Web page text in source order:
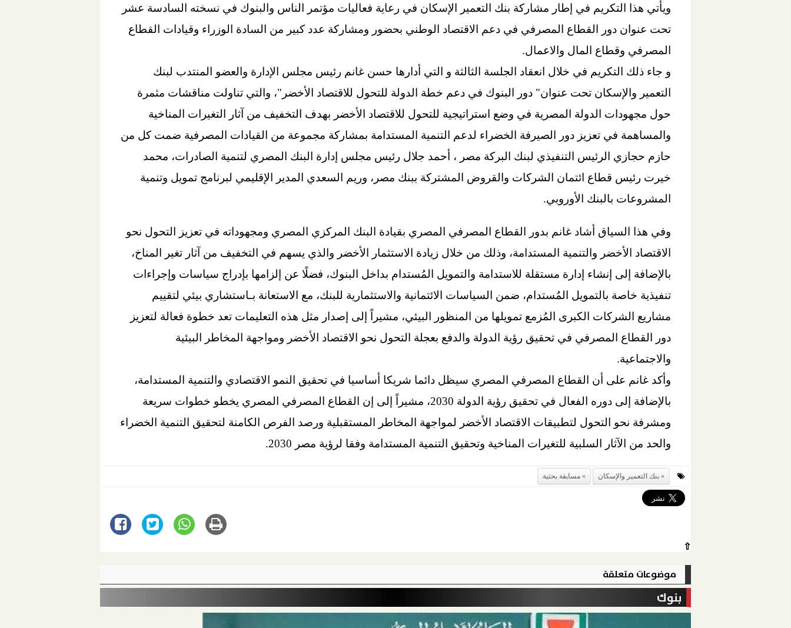
ويأتي هذا التكريم في إطار مشاركة بنك التعمير الإسكان في رعاية فعاليات مؤتمر الناس والبنوك في نسخته السادسة عشر
تحت عنوان دور القطاع المصرفي في دعم الاقتصاد الوطني بحضور ومشاركة عدد كبير من السادة الوزراء وقيادات القطاع
المصرفي وقطاع المال والاعمال.
و جاء ذلك التكريم في خلال انعقاد الجلسة الثالثة و التي أدارها حسن غانم رئيس مجلس الإدارة والعضو المنتدب لبنك
التعمير والإسكان تحت عنوان" دور البنوك في دعم خطة الدولة للتحول للاقتصاد الأخضر"، والتي تناولت مناقشات مثمرة
حول مجهودات الدولة المصرية في وضع استراتيجية للتحول للاقتصاد الأخضر بهدف التخفيف من آثار التغيرات المناخية
والمساهمة في تعزيز دور الصيرفة الخضراء لدعم التنمية المستدامة بمشاركة مجموعة من القيادات المصرفية ضمت كل من
حازم حجازي الرئيس التنفيذي لبنك البركة مصر ، أحمد جلال رئيس مجلس إدارة البنك المصري لتنمية الصادرات، محمد
خيرت رئيس قطاع ائتمان الشركات والقروض المشتركة ببنك مصر، وريم السعدي المدير الإقليمي لبرنامج تمويل وتنمية
المشروعات بالبنك الأوروبي.
وفي هذا السياق أشاد غانم بدور القطاع المصرفي المصري بقيادة البنك المركزي المصري ومجهوداته في تعزيز التحول نحو
الاقتصاد الأخضر والتنمية المستدامة، وذلك من خلال زيادة الاستثمار الأخضر والذي يسهم في التخفيف من آثار تغير المناخ،
بالإضافة إلى إنشاء إدارة مستقلة للاستدامة والتمويل المُستدام بداخل البنوك، فضلًا عن إلزامها بإدراج سياسات وإجراءات
تنفيذية خاصة بالتمويل المُستدام، ضمن السياسات الائتمانية والاستثمارية للبنك، مع الاستعانة بـاستشاري بيئي لتقييم
مشاريع الشركات الكبرى المُزمع تمويلها من المنظور البيئي، مشيراً إلى إصدار مثل هذه التعليمات تعد خطوة فعالة لتعزيز
دور القطاع المصرفي في تحقيق رؤية الدولة والدفع بعجلة التحول نحو الاقتصاد الأخضر ومواجهة المخاطر البيئية
والاجتماعية.
وأكد غانم على أن القطاع المصرفي المصري سيظل دائما شريكا أساسيا في تحقيق النمو الاقتصادي والتنمية المستدامة،
بالإضافة إلى دوره الفعال في تحقيق رؤية الدولة 2030، مشيراً إلى إن القطاع المصرفي المصري يخطو خطوات سريعة
ومشرفة نحو التحول لتطبيقات الاقتصاد الأخضر لمواجهة المخاطر المستقبلية ورصد الفرص الكامنة لتحقيق التنمية الخضراء
والحد من الآثار السلبية للتغيرات المناخية وتحقيق التنمية المستدامة وفقا لرؤية مصر 2030.
بنك التعمير والإسكان مسابقة بحثية
⇧
موضوعات متعلقة
بنوك